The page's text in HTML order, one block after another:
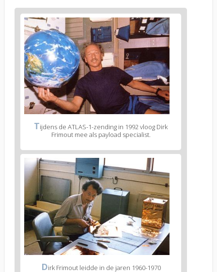
Tijdens de ATLAS-1-zending in 1992 vloog Dirk
Frimout mee als payload specialist.
Dirk Frimout leidde in de jaren 1960-1970